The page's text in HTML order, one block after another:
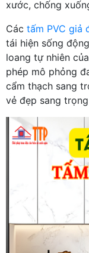
xước, chống
Các tấm PVC giả
tái hiện sống
loang tự nhiên
phép mô phỏng
cẩm thạch sang
vẻ đẹp sang